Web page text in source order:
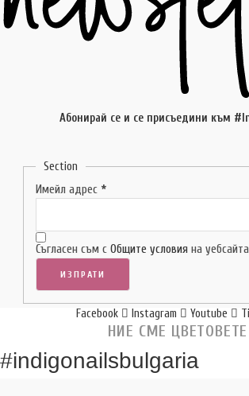
Абонирай се и се присъедини към
Section
Имейл адрес *
Съгласен съм с Общите условия на
ИЗПРАТИ
Facebook Instagram Youtube
НИЕ СМЕ ЦВЕТОВЕТЕ
#indigonailsbulgaria